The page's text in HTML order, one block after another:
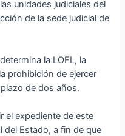
unidades judiciales del
de la sede judicial de
la LOFL, la
prohibición de ejercer
de dos años.
el expediente de este
del Estado, a fin de que